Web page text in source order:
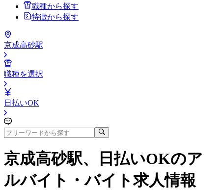
職種から探す
特徴から探す
京成高砂駅
職種を選択
日払いOK
京成高砂駅、日払いOKのア
ルバイト・バイト求人情報